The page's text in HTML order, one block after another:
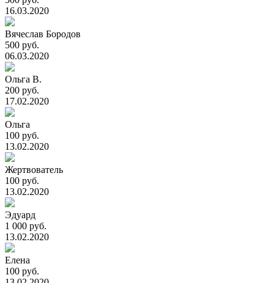
16.03.2020
Вячеслав Бородов
500 руб.
06.03.2020
Ольга В.
200 руб.
17.02.2020
Ольга
100 руб.
13.02.2020
Жертвователь
100 руб.
13.02.2020
Эдуард
1 000 руб.
13.02.2020
Елена
100 руб.